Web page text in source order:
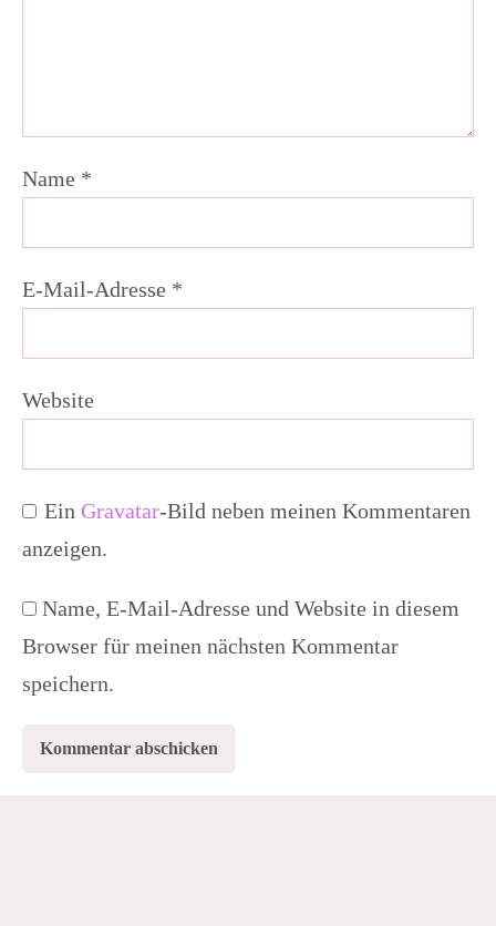
Name *
E-Mail-Adresse *
Website
Ein Gravatar-Bild neben meinen Kommentaren
anzeigen.
Name, E-Mail-Adresse und Website in diesem
Browser für meinen nächsten Kommentar
speichern.